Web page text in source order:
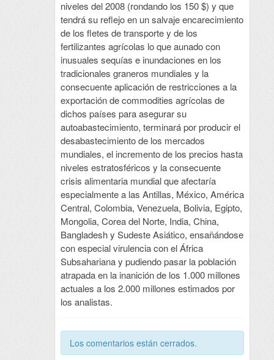
niveles del 2008 (rondando los 150 $) y que
tendrá su reflejo en un salvaje encarecimiento
de los fletes de transporte y de los
fertilizantes agrícolas lo que aunado con
inusuales sequías e inundaciones en los
tradicionales graneros mundiales y la
consecuente aplicación de restricciones a la
exportación de commodities agrícolas de
dichos países para asegurar su
autoabastecimiento, terminará por producir el
desabastecimiento de los mercados
mundiales, el incremento de los precios hasta
niveles estratosféricos y la consecuente
crisis alimentaria mundial que afectaría
especialmente a las Antillas, México, América
Central, Colombia, Venezuela, Bolivia, Egipto,
Mongolia, Corea del Norte, India, China,
Bangladesh y Sudeste Asiático, ensañándose
con especial virulencia con el África
Subsahariana y pudiendo pasar la población
atrapada en la inanición de los 1.000 millones
actuales a los 2.000 millones estimados por
los analistas.
Los comentarios están cerrados.